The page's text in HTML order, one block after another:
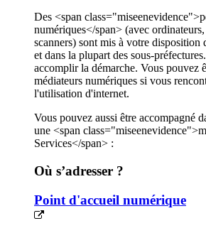
Des <span
numériques</span> (avec
scanners) sont mis à votre disposition
et dans la plupart des sous-
accomplir la démarche. Vous pouvez
médiateurs numériques si vous
l'utilisation d'internet.
Vous pouvez aussi être accompagné
une <span
Services</span> :
Où s’adresser ?
Point d'accueil numérique